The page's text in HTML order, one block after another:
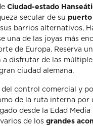
Ciudad-estado
secular de su
barrios alternativos,
una de las joyas más
de Europa. Reserva un
a disfrutar de las
ciudad alemana.
del control comercial y
de la ruta interna por
desde la Edad Media
de los grandes